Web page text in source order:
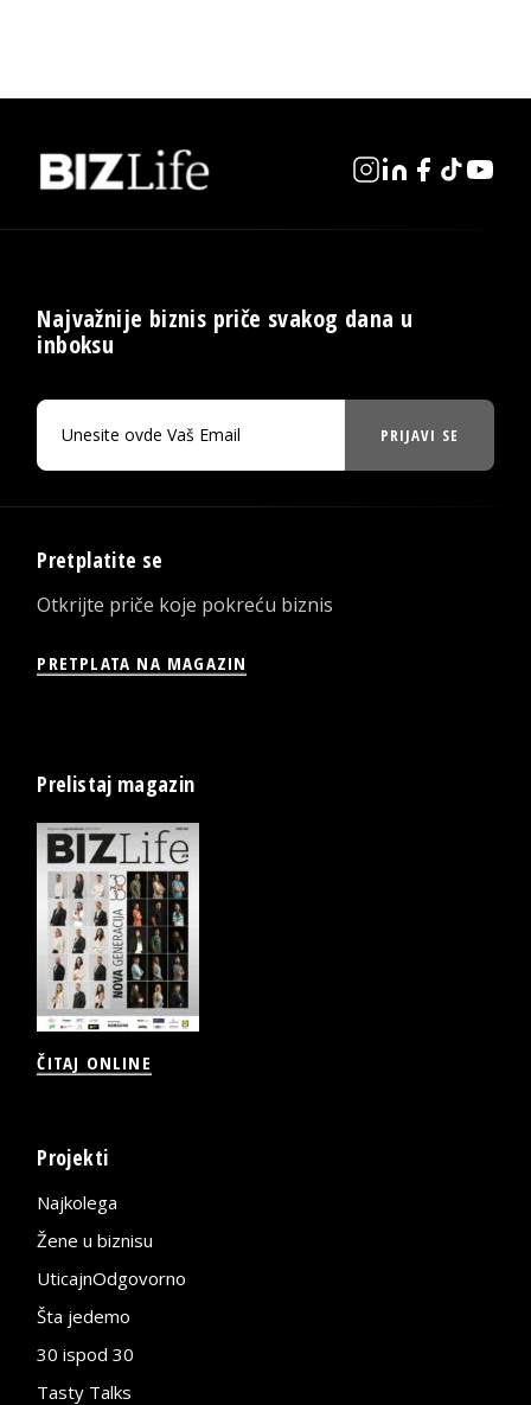
Najvažnije biznis priče svakog dana u
inboksu
PRIJAVI SE
Pretplatite se
Otkrijte priče koje pokreću biznis
PRETPLATA NA MAGAZIN
Prelistaj magazin
ČITAJ ONLINE
Projekti
Najkolega
Žene u biznisu
UticajnOdgovorno
Šta jedemo
30 ispod 30
Tasty Talks